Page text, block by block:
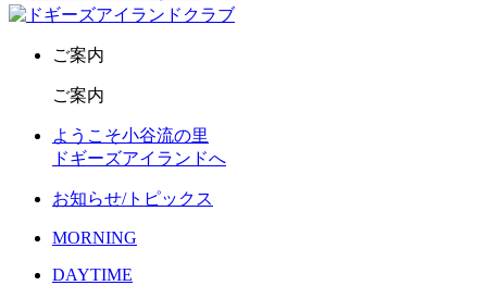
ご案内
ご案内
ようこそ小谷流の里
ドギーズアイランドへ
お知らせ/トピックス
MORNING
DAYTIME